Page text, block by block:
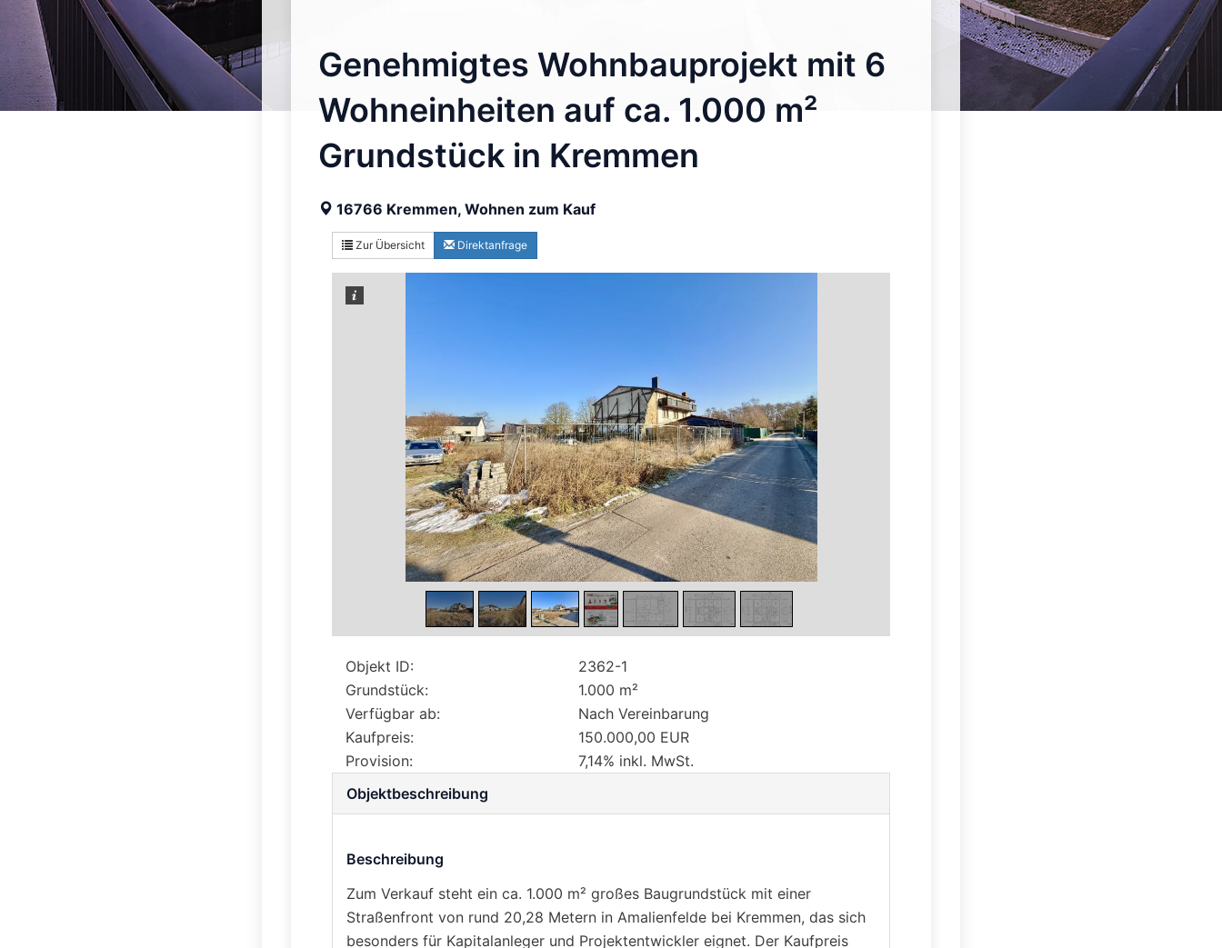
Genehmigtes Wohnbauprojekt mit 6
Wohneinheiten auf ca. 1.000 m²
Grundstück in Kremmen
16766 Kremmen, Wohnen zum Kauf
Zur Übersicht Direktanfrage
Objekt ID:
2362-1
Grundstück:
1.000 m²
Verfügbar ab:
Nach Vereinbarung
Kaufpreis:
150.000,00 EUR
Provision:
7,14% inkl. MwSt.
Objekt­beschreibung
Beschreibung
Zum Verkauf steht ein ca. 1.000 m² großes Baugrundstück mit einer
Straßenfront von rund 20,28 Metern in Amalienfelde bei Kremmen, das sich
besonders für Kapitalanleger und Projektentwickler eignet. Der Kaufpreis